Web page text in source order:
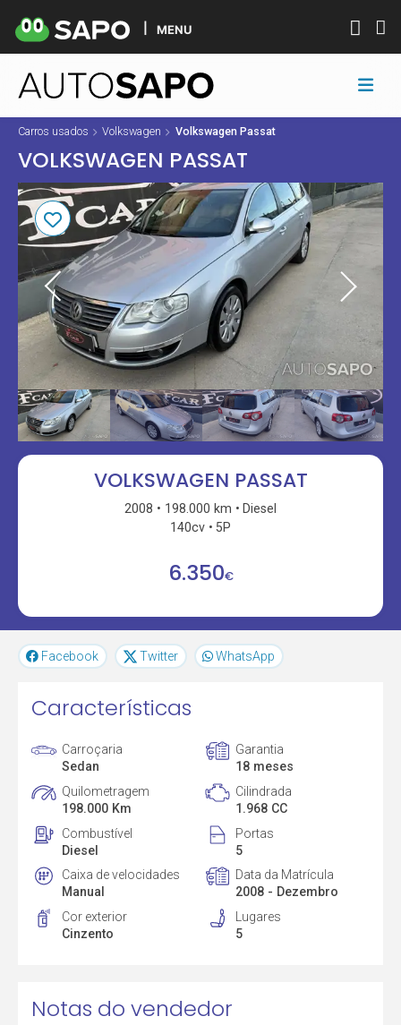
MENU
Carros usados Volkswagen Volkswagen Passat
VOLKSWAGEN PASSAT
VOLKSWAGEN PASSAT
2008 198.000 km
Diesel
140cv
5P
6.350€
Facebook Twitter WhatsApp
Características
Carroçaria
Sedan
Garantia
18 meses
Quilometragem
198.000 Km
Cilindrada
1.968 CC
Combustível
Diesel
Portas
5
Caixa de velocidades
Manual
Data da Matrícula
2008 - Dezembro
Cor exterior
Cinzento
Lugares
5
Notas do vendedor